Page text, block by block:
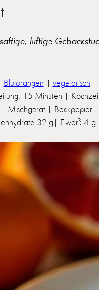
luftige
Blutorangen | vegetarisch
15 Minuten |
| Mischgerät | Backpapier
32 g| Eiweiß 4